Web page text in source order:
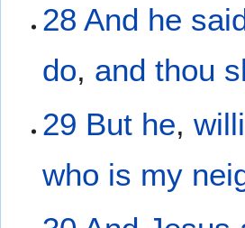
28 And he
do, and thou
29 But he,
who is my